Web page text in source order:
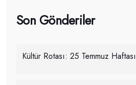
Son Gönderiler
Kültür Rotası: 25 Temmuz Haftası